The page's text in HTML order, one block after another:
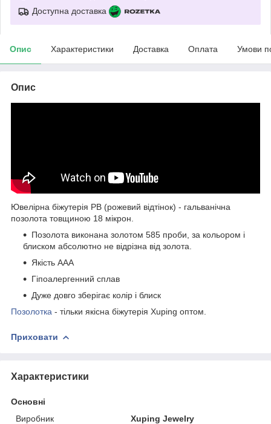
Доступна доставка
Опис Характеристики Доставка Оплата Умови
Опис
Ювелірна біжутерія РВ (рожевий відтінок) - гальванічна
позолота товщиною 18 мікрон.
Позолота виконана золотом 585 проби, за кольором і
блиском абсолютно не відрізна від золота.
Якість ААА
Гіпоалергенний сплав
Дуже довго зберігає колір і блиск
Позолотка - тільки якісна біжутерія Xuping оптом.
Приховати
Характеристики
Основні
Виробник
Xuping Jewelry